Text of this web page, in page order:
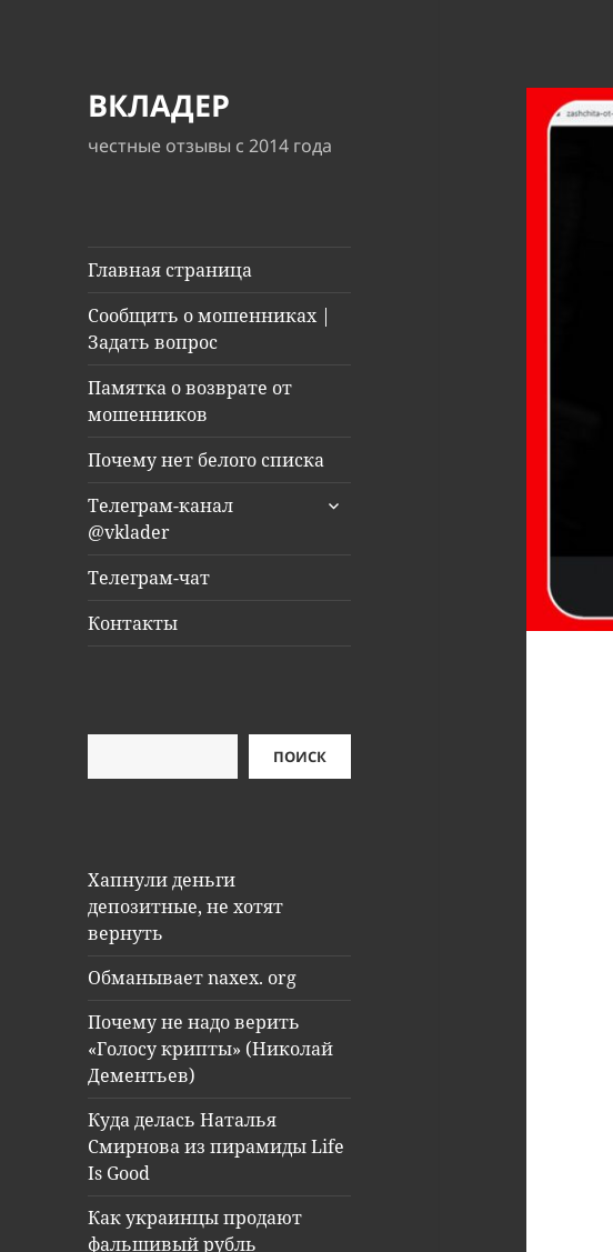
ВКЛАДЕР
честные отзывы с 2014 года
Главная страница
Сообщить о мошенниках |
Задать вопрос
Памятка о возврате от
мошенников
Почему нет белого списка
Телеграм-канал
@vklader
раскрыть
Телеграм-чат
Контакты
ПОИСК
Хапнули деньги
депозитные, не хотят
вернуть
Обманывает naxex. org
Почему не надо верить
«Голосу крипты» (Николай
Дементьев)
Куда делась Наталья
Смирнова из пирамиды Life
Is Good
Как украинцы продают
фальшивый рубль